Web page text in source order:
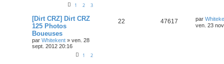
1 2 3
[Dirt CRZ] Dirt CRZ
125 Photos
Boueuses
par Whitekent » ven. 28
sept. 2012 20:16
1 2
22 47617 par
ven. 23